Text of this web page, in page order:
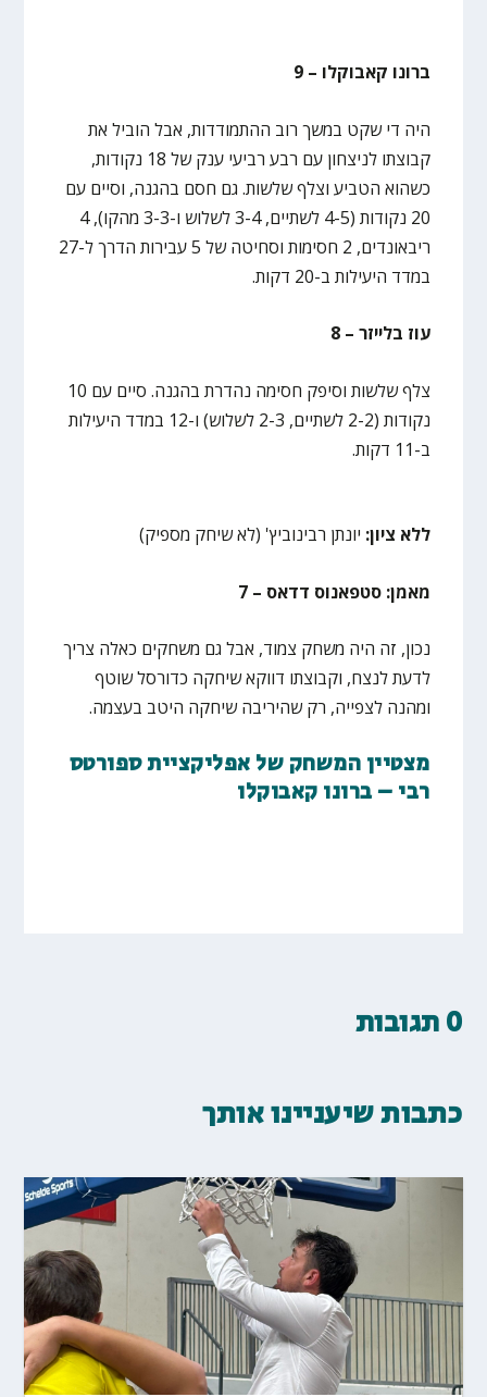
ברונו קאבוקלו – 9
היה די שקט במשך רוב ההתמודדות, אבל הוביל את
קבוצתו לניצחון עם רבע רביעי ענק של 18 נקודות,
כשהוא הטביע וצלף שלשות. גם חסם בהגנה, וסיים עם
20 נקודות (4-5 לשתיים, 3-4 לשלוש ו-3-3 מהקו), 4
ריבאונדים, 2 חסימות וסחיטה של 5 עבירות הדרך ל-27
במדד היעילות ב-20 דקות.
עוז בלייזר – 8
צלף שלשות וסיפק חסימה נהדרת בהגנה. סיים עם 10
נקודות (2-2 לשתיים, 2-3 לשלוש) ו-12 במדד היעילות
ב-11 דקות.
ללא ציון: יונתן רבינוביץ' (לא שיחק מספיק)
מאמן: סטפאנוס דדאס – 7
נכון, זה היה משחק צמוד, אבל גם משחקים כאלה צריך
לדעת לנצח, וקבוצתו דווקא שיחקה כדורסל שוטף
ומהנה לצפייה, רק שהיריבה שיחקה היטב בעצמה.
מצטיין המשחק של אפליקציית ספורטס
רבי – ברונו קאבוקלו
0 תגובות
כתבות שיעניינו אותך